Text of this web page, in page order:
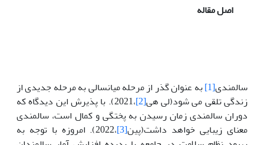
اصل مقاله
سالمندی[1] به عنوان گذر از مرحله میانسالی به مرحله جدیدی از
زندگی تلقی می شود(لی هی[2]
،2021). با پذیرش این دیدگاه که
دوران سالمندی زمان رسیدن به پختگی و کمال است، سالمندی
معنای زیبایی خواهد داشت(پین[3]
،2022). امروزه با توجه به